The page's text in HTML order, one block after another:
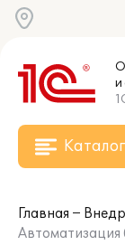
и
Каталог
Главная
Автоматизация